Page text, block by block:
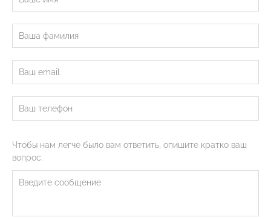
Чтобы нам легче было вам ответить, опишите кратко ваш
вопрос.